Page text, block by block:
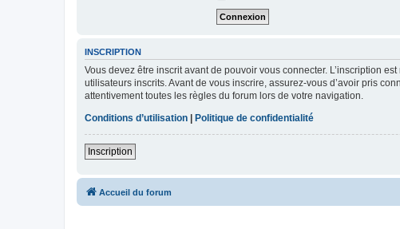
INSCRIPTION
Vous devez être inscrit avant de pouvoir vous connecter. L’inscription
utilisateurs inscrits. Avant de vous inscrire, assurez-vous d’avoir pris
attentivement toutes les règles du forum lors de votre navigation.
Conditions d’utilisation
Politique de confidentialité
Inscription
Accueil du forum